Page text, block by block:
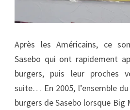
Après les Américains, ce
Sasebo qui ont rapidement
burgers, puis leur proches
suite… En 2005, l’ensemble
burgers de Sasebo lorsque Big